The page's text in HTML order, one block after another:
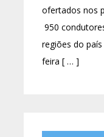
ofertados nos
950
regiões do
feira [ … ]